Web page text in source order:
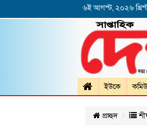
৬ই আগস্ট, ২০২৬
ইউকে
প্রচ্ছদ